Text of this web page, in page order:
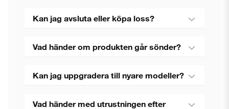
Kan jag avsluta eller köpa loss?
Vad händer om produkten går sönder?
Kan jag uppgradera till nyare modeller?
Vad händer med utrustningen efter